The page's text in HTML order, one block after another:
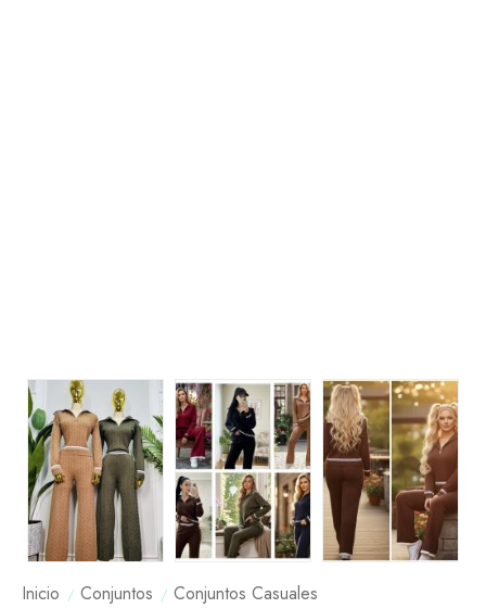
Inicio Conjuntos Conjuntos Casuales